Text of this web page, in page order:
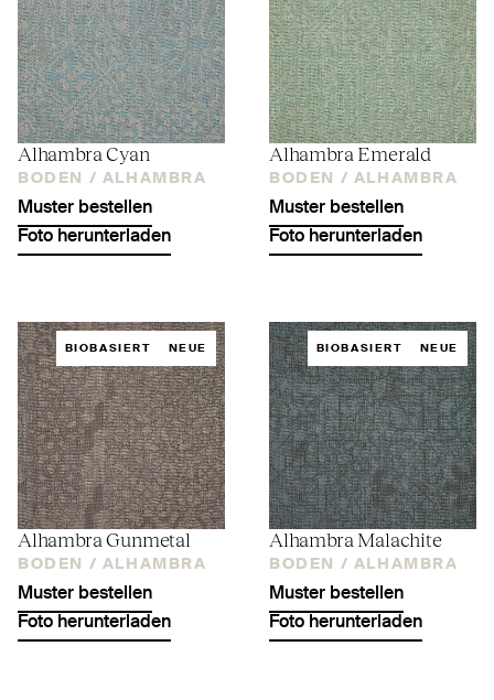
Alhambra Cyan
BODEN / ALHAMBRA
Muster bestellen
Foto herunterladen
Alhambra Emerald
BODEN / ALHAMBRA
Muster bestellen
Foto herunterladen
BIOBASIERT NEUE
Alhambra Gunmetal
BODEN / ALHAMBRA
Muster bestellen
Foto herunterladen
BIOBASIERT NEUE
Alhambra Malachite
BODEN / ALHAMBRA
Muster bestellen
Foto herunterladen